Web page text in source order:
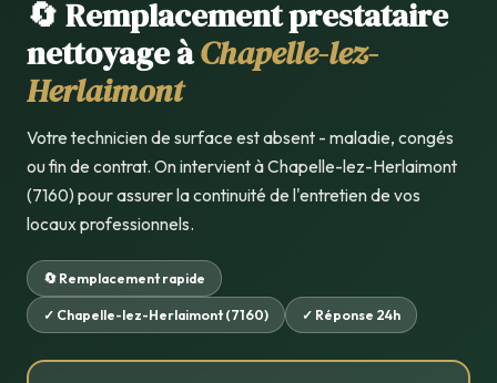
🔄 Remplacement prestataire
nettoyage àChapelle-lez-
Herlaimont
Votre technicien de surface est absent - maladie, congés
ou fin de contrat. On intervient à Chapelle-lez-Herlaimont
(7160) pour assurer la continuité de l'entretien de vos
locaux professionnels.
🔄 Remplacement rapide
✓ Chapelle-lez-Herlaimont (7160) ✓ Réponse 24h